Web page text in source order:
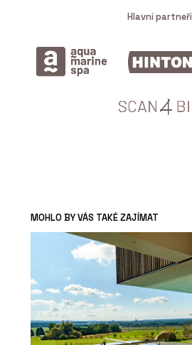
Hlavní partneři
MOHLO BY VÁS TAKÉ ZAJÍMAT